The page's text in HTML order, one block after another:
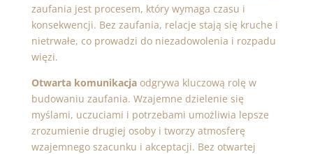
zaufania jest procesem, który wymaga czasu i
konsekwencji. Bez zaufania, relacje stają się kruche i
nietrwałe, co prowadzi do niezadowolenia i rozpadu
więzi.
Otwarta komunikacjaodgrywa kluczową rolę w
budowaniu zaufania. Wzajemne dzielenie się
myślami, uczuciami i potrzebami umożliwia lepsze
zrozumienie drugiej osoby i tworzy atmosferę
wzajemnego szacunku i akceptacji. Bez otwartej